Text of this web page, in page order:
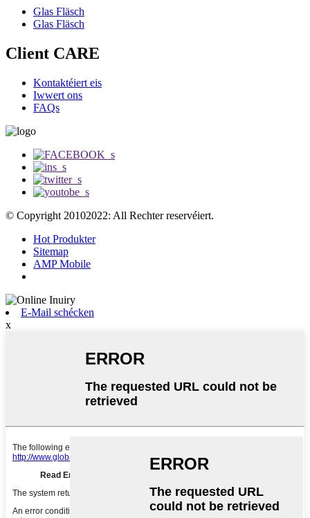
Glas Fläsch
Glas Fläsch
Client CARE
Kontaktéiert eis
Iwwert ons
FAQs
© Copyright 20102022: All Rechter reservéiert.
Hot Produkter
Sitemap
AMP Mobile
E-Mail schécken
x